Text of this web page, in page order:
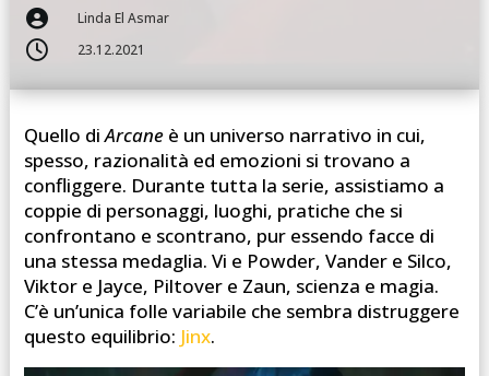
 Linda El Asmar
 23.12.2021
Quello diArcaneè un universo narrativo in cui,
spesso, razionalità ed emozioni si trovano a
confliggere. Durante tutta la serie, assistiamo a
coppie di personaggi, luoghi, pratiche che si
confrontano e scontrano, pur essendo facce di
una stessa medaglia. Vi e Powder, Vander e Silco,
Viktor e Jayce, Piltover e Zaun, scienza e magia.
C’è un’unica folle variabile che sembra distruggere
questo equilibrio: Jinx.